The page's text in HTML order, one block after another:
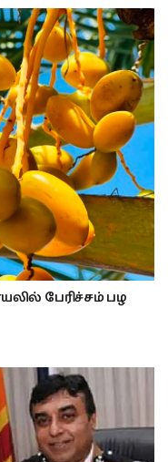
பேரிச்சம் பழ